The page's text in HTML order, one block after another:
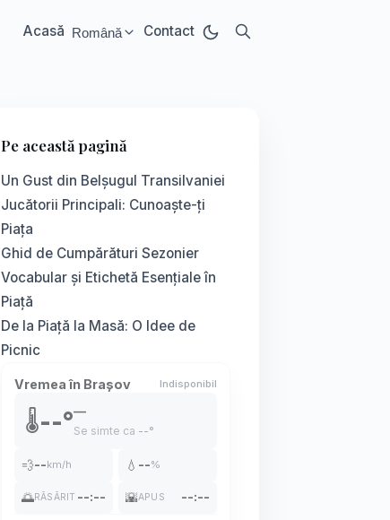
Acasă Select language:
Română Contact
Pe această pagină
Un Gust din Belșugul Transilvaniei
Jucătorii Principali: Cunoaște-ți
Piața
Ghid de Cumpărături Sezonier
Vocabular și Etichetă Esențiale în
Piață
De la Piață la Masă: O Idee de
Picnic
Vremea în Brașov Indisponibil
🌡️--°—
Se simte ca --°
💨--km/h 💧 --%
🌅RĂSĂRIT --:-- 🌇APUS --:--